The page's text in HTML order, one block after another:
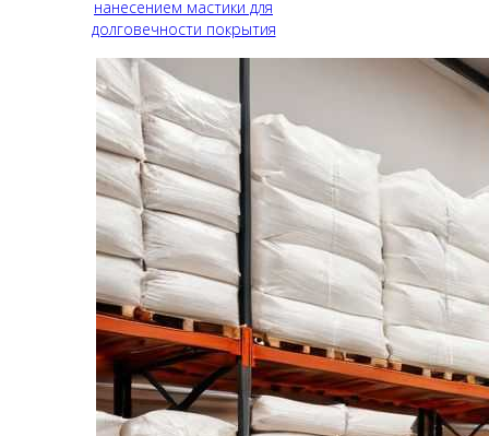
нанесением мастики для
долговечности покрытия